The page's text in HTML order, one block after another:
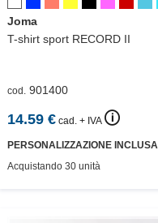
Joma
T-shirt sport RECORD II
cod. 901400
14.59€ cad. + IVA 🛈
PERSONALIZZAZIONE INCLUSA
Acquistando 30 unità